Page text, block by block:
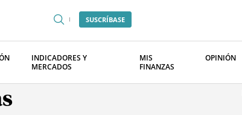
SUSCRÍBASE
INDICADORES Y
MERCADOS
MIS
FINANZAS
OPINIÓN